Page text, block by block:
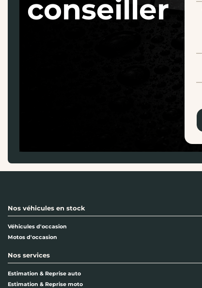
conseiller
Nos véhicules en stock
Véhicules d'occasion
Motos d'occasion
Nos services
Estimation & Reprise auto
Estimation & Reprise moto